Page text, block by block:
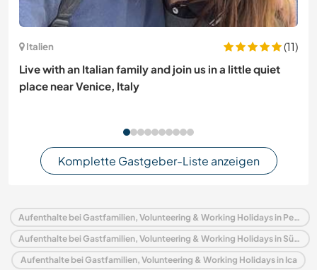
Italien
(11)
Live with an Italian family and join us in a little quiet
place near Venice, Italy
Komplette Gastgeber-Liste anzeigen
Aufenthalte bei Gastfamilien, Volunteering & Working Holidays in Peru
Aufenthalte bei Gastfamilien, Volunteering & Working Holidays in Südamerika
Aufenthalte bei Gastfamilien, Volunteering & Working Holidays in Ica